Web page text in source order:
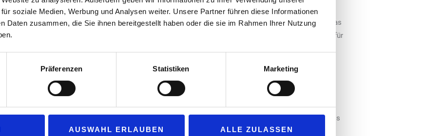
soziale Medien, Werbung und Analysen weiter. Unsere Partner führen diese Informationen
Daten zusammen, die Sie ihnen bereitgestellt haben oder die sie im Rahmen Ihrer Nutzung
Präferenzen Statistiken Marketing
AUSWAHL ERLAUBEN ALLE ZULASSEN
als zu unambitioniert. War im Referentenentwurf aus Juni 2025 noch eine Quote von 12 Prozent für das
nun bei lediglich 8 Prozent angesetzt. „Uniti“ und weitere Verbände hatten kürzlich für
Mindestanteils im Straßenverkehr auf 24 Prozent plädiert.
als eine Voraussetzung dafür gilt, dass die bestehenden Fahrzeugflotten beispielsweise mit
wirkungsvollen Beitrag zum Klimaschutz leisten können. Eine entsprechende Anpassung des
Bundestag wäre wünschenswert.
wie „Uniti“-Hauptgeschäftsführer Elmar Kühn betont: „Die verpflichteten
endlich Rechtssicherheit bei der Planung zur Erfüllung der THG-Quote im kommenden Jahr. Es
wie nötig, aber gleichsam so schnell wie möglich abzuschließen.“